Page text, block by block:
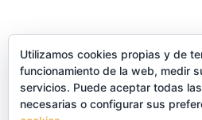
Enviar comentario
Lo siento, debes estar
comentario.
Utilizamos cookies propias y de
funcionamiento de la web, medir
servicios. Puede aceptar todas
necesarias o configurar sus